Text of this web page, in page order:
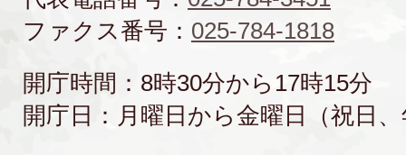
ファクス番号： 025-784-1818
開庁時間：8時30分から17時15分
開庁日：月曜日から金曜日（祝日